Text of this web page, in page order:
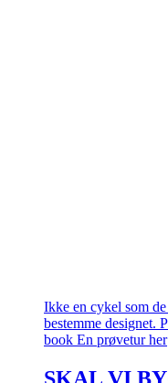
Ikke en cykel som
bestemme designet.
book En prøvetur her